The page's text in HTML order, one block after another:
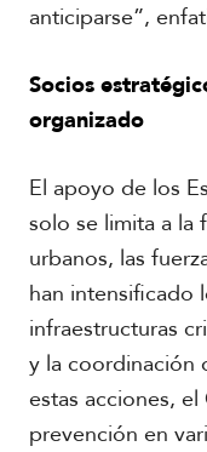
anticiparse”,
Socios
organizado
El apoyo de los
solo se limita a la
urbanos, las
han intensificado
infraestructuras
y la coordinación
estas acciones,
prevención en